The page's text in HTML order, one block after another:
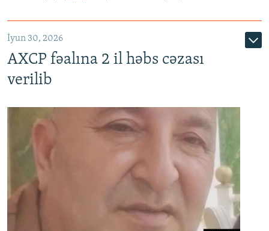
İyun 30, 2026
AXCP fəalına 2 il həbs cəzası
verilib